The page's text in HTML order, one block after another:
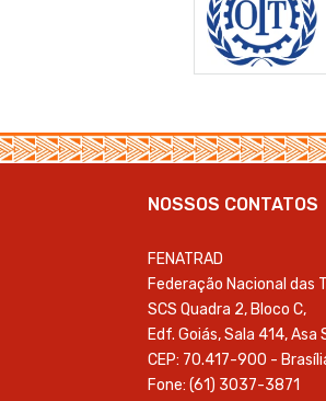
NOSSOS CONTATOS
FENATRAD
Federação Nacional das
SCS Quadra 2, Bloco C,
Edf. Goiás, Sala 414, Asa
CEP: 70.417-900 -
Fone: (61) 3037-3871